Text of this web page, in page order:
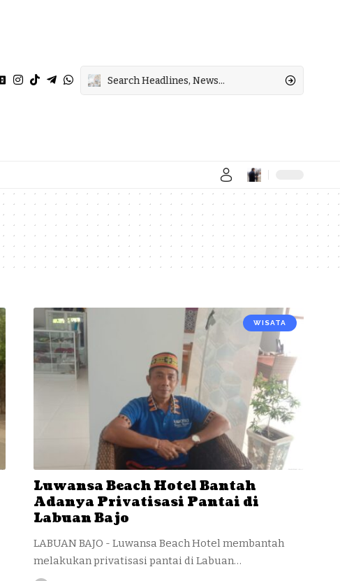
WISATA
Luwansa Beach Hotel Bantah
Adanya Privatisasi Pantai di
Labuan Bajo
LABUAN BAJO - Luwansa Beach Hotel membantah
melakukan privatisasi pantai di Labuan…